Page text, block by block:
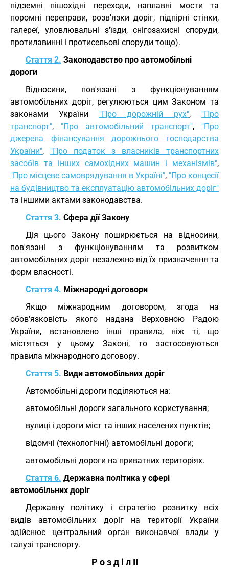
підземні пішохідні переходи, наплавні мости та
поромні переправи, розв'язки доріг, підпірні стінки,
галереї, уловлювальні з'їзди, снігозахисні споруди,
протилавинні і протисельові споруди тощо).
Стаття 2. Законодавство про автомобільні
дороги
Відносини, пов'язані з функціонуванням
автомобільних доріг, регулюються цим Законом та
законами України "Про дорожній рух", "Про
транспорт", "Про автомобільний транспорт", "Про
джерела фінансування дорожнього господарства
України", "Про податок з власників транспортних
засобів та інших самохідних машин і механізмів",
"Про місцеве самоврядування в Україні", "Про концесії
на будівництво та експлуатацію автомобільних доріг"
та іншими актами законодавства.
Стаття 3. Сфера дії Закону
Дія цього Закону поширюється на відносини,
пов'язані з функціонуванням та розвитком
автомобільних доріг незалежно від їх призначення та
форм власності.
Стаття 4. Міжнародні договори
Якщо міжнародним договором, згода на
обов'язковість якого надана Верховною Радою
України, встановлено інші правила, ніж ті, що
містяться у цьому Законі, то застосовуються
правила міжнародного договору.
Стаття 5. Види автомобільних доріг
Автомобільні дороги поділяються на:
автомобільні дороги загального користування;
вулиці і дороги міст та інших населених пунктів;
відомчі (технологічні) автомобільні дороги;
автомобільні дороги на приватних територіях.
Стаття 6. Державна політика у сфері
автомобільних доріг
Державну політику і стратегію розвитку всіх
видів автомобільних доріг на території України
здійснює центральний орган виконавчої влади у
галузі транспорту.
Р о з д і л II